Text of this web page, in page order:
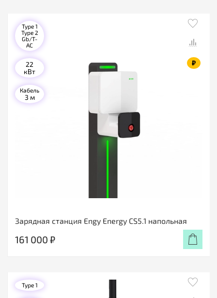
Зарядная станция Engy Energy CS5.1 напольная
₽
Type 1
Type 2
Gb/T-
AC
22
кВт
Кабель
3 м
161 000 ₽
Type 1